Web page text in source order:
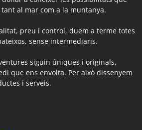
Aiguafreda
Empreses Aiguamúrcia
Aiguamúrcia
Empreses Aiguaviva
al mar com a la muntanya.
preu i control, duem a terme totes
sense intermediaris.
siguin úniques i originals,
que ens envolta. Per això dissenyem
i serveis.